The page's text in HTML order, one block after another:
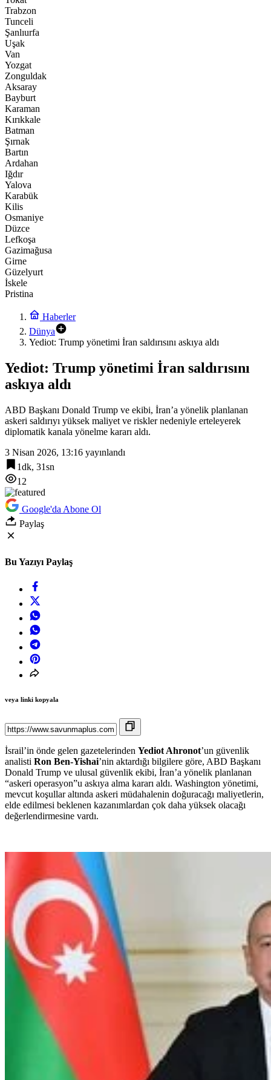
Trabzon
Tunceli
Şanlıurfa
Uşak
Van
Yozgat
Zonguldak
Aksaray
Bayburt
Karaman
Kırıkkale
Batman
Şırnak
Bartın
Ardahan
Iğdır
Yalova
Karabük
Kilis
Osmaniye
Düzce
Lefkoşa
Gazimağusa
Girne
Güzelyurt
İskele
Pristina
Haberler
Dünya
Yediot: Trump yönetimi İran saldırısını askıya aldı
Yediot: Trump yönetimi İran saldırısını
askıya aldı
ABD Başkanı Donald Trump ve ekibi, İran’a yönelik planlanan
askeri saldırıyı yüksek maliyet ve riskler nedeniyle erteleyerek
diplomatik kanala yönelme kararı aldı.
3 Nisan 2026, 13:16 yayınlandı
1dk, 31sn
12
Google'da Abone Ol
Paylaş
Bu Yazıyı Paylaş
veya linki kopyala
İsrail’in önde gelen gazetelerinden Yediot Ahronot’un güvenlik
analisti Ron Ben-Yishai’nin aktardığı bilgilere göre, ABD Başkanı
Donald Trump ve ulusal güvenlik ekibi, İran’a yönelik planlanan
“askeri operasyon”u askıya alma kararı aldı. Washington yönetimi,
mevcut koşullar altında askeri müdahalenin doğuracağı maliyetlerin,
elde edilmesi beklenen kazanımlardan çok daha yüksek olacağı
değerlendirmesine vardı.